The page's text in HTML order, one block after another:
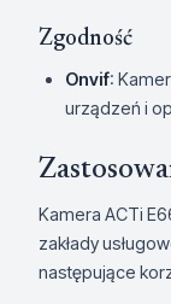
Zgodność
Onvif:
urządzeń i
Kamera ACTi
zakłady
następujące